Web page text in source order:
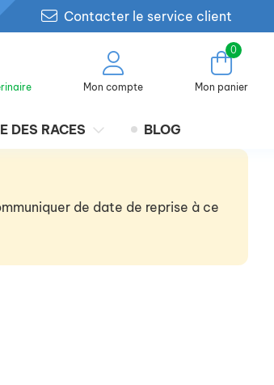
Contacter le service client
Mon compte
0
Mon panier
DES RACES BLOG
de date de reprise à ce